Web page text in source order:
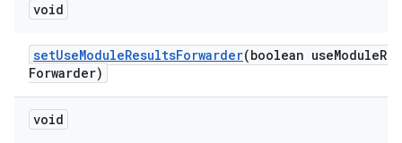
void
setUseModuleResultsForwarder(boolean useModule
Forwarder)
void